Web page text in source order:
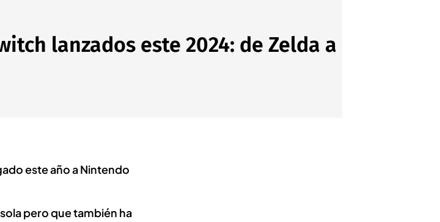
lanzados este 2024: de Zelda a
este año a Nintendo
pero que también ha